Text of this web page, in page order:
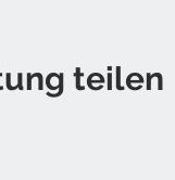
teilen